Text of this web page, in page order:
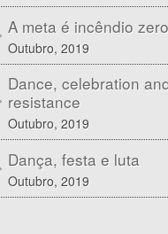
A meta é incêndio zero
Outubro, 2019
Dance, celebration
resistance
Outubro, 2019
Dança, festa e luta
Outubro, 2019